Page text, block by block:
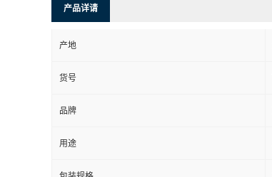
产品详请
产地
货号
品牌
用途